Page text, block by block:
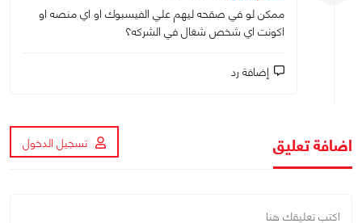
ممكن لو في صقحه ليهم علي الفيسبوك او اي منصه او
اكونت اي شخص شغال في الشركه؟
إضافة رد
اضافة تعليق تسجيل الدخول